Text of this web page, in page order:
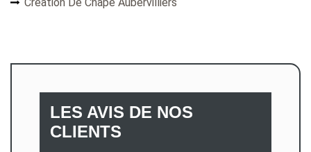
LES AVIS DE NOS
CLIENTS